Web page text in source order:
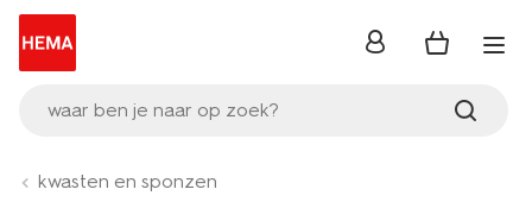
waar ben je naar op zoek?
inloggen
kwasten en sponzen